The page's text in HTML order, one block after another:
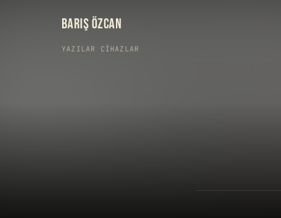
BARIŞ ÖZCAN
YAZILAR CIHAZLAR